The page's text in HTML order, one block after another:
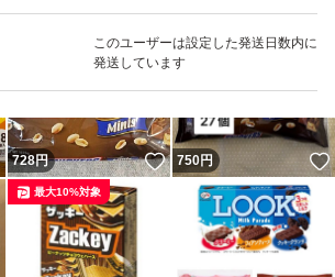
このユーザーは設定した発送日数内に
発送しています
いいね！
728円 いいね！
750円
最大10%対象